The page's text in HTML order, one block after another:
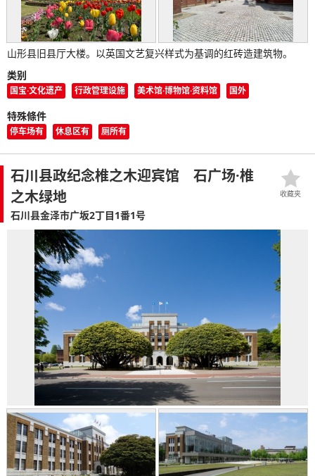
山形县旧县厅大楼。以英国文艺复兴样式为基调的红砖造建筑物。
类别
国宝·文化遗产 行政管理设施 美术馆·博物馆·资料馆 国外
特殊條件
停车场有 休息区有 厕所有
石川县政纪念椎之木迎宾馆 石广场·椎
之木绿地
石川县金泽市广坂2丁目1番1号
收藏夹